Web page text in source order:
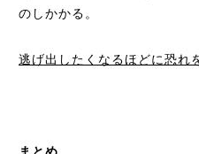
のしかかる。
逃げ出したくなるほどに恐れ